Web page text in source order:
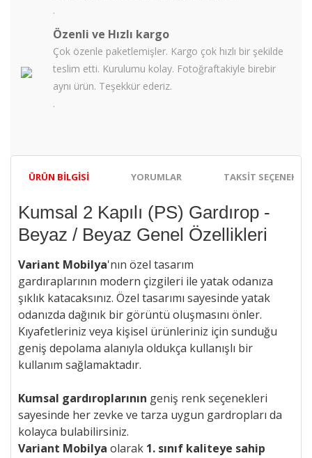
.
Özenli ve Hızlı kargo
Çok özenle paketlemişler. Kargo çok hızlı bir şekilde
teslim etti. Kurulumu kolay. Fotoğraftakiyle birebir
aynı ürün. Teşekkür ederiz.
.
ÜRÜN BILGISI YORUMLAR TAKSIT
Kumsal 2 Kapılı (PS) Gardırop -
Beyaz / Beyaz Genel Özellikleri
Variant Mobilya'nın özel tasarım
gardıraplarının modern çizgileri ile yatak odanıza
şıklık katacaksınız. Özel tasarımı sayesinde yatak
odanızda dağınık bir görüntü oluşmasını önler.
Kıyafetleriniz veya kişisel ürünleriniz için sunduğu
geniş depolama alanıyla oldukça kullanışlı bir
kullanım sağlamaktadır.
Kumsal gardıroplarının geniş renk seçenekleri
sayesinde her zevke ve tarza uygun gardropları da
kolayca bulabilirsiniz.
Variant Mobilya olarak 1. sınıf kaliteye sahip